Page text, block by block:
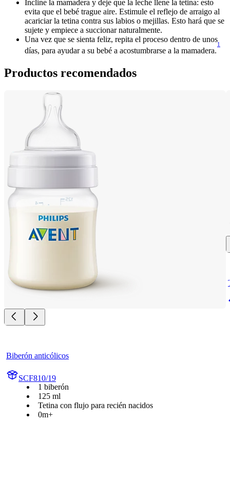
Incline la mamadera y deje que la leche llene la tetina: esto
evita que el bebé trague aire. Estimule el reflejo de arraigo al
acariciar la tetina contra sus labios o mejillas. Esto hará que se
sujete y empiece a succionar naturalmente.
Una vez que se sienta feliz, repita el proceso dentro de unos
días, para ayudar a su bebé a acostumbrarse a la mamadera.
1
Productos recomendados
Biberón anticólicos
SCF810/19
1 biberón
125 ml
Tetina con flujo para recién nacidos
0m+